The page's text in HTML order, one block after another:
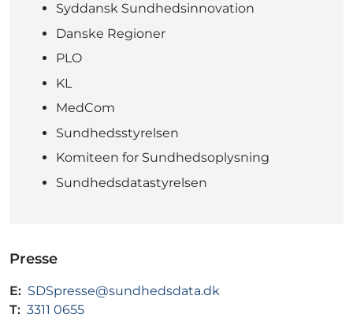
Syddansk Sundhedsinnovation
Danske Regioner
PLO
KL
MedCom
Sundhedsstyrelsen
Komiteen for Sundhedsoplysning
Sundhedsdatastyrelsen
Presse
E: SDSpresse@sundhedsdata.dk
T: 3311 0655